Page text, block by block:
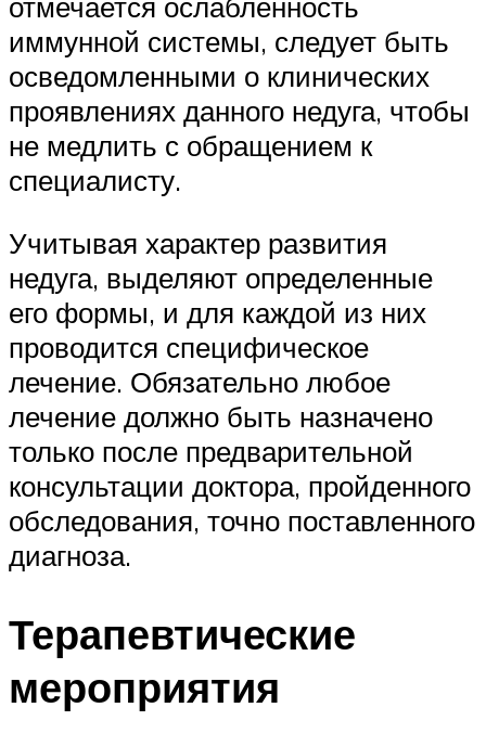
иммунной системы, следует быть
осведомленными о клинических
проявлениях данного недуга, чтобы
не медлить с обращением к
специалисту.
Учитывая характер развития
недуга, выделяют определенные
его формы, и для каждой из них
проводится специфическое
лечение. Обязательно любое
лечение должно быть назначено
только после предварительной
консультации доктора, пройденного
обследования, точно поставленного
диагноза.
Терапевтические
мероприятия